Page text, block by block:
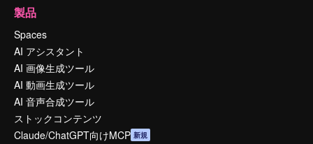
製品
Spaces
AI アシスタント
AI 画像生成ツール
AI 動画生成ツール
AI 音声合成ツール
ストックコンテンツ
Claude/ChatGPT向けMCP 新規